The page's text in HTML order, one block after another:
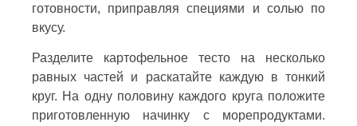
готовности, приправляя специями и солью по
вкусу.
Разделите картофельное тесто на несколько
равных частей и раскатайте каждую в тонкий
круг. На одну половину каждого круга положите
приготовленную начинку с морепродуктами.